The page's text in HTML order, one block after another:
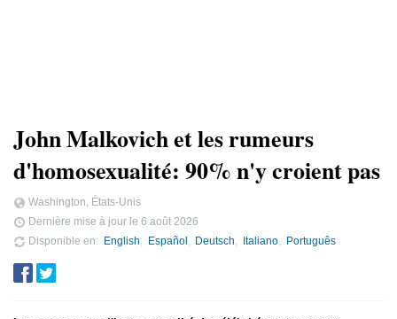
John Malkovich et les rumeurs
d'homosexualité: 90% n'y croient pas
Washington, États-Unis
Dernière mise à jour le 6 août 2026
Disponible en
English Español Deutsch Italiano Português